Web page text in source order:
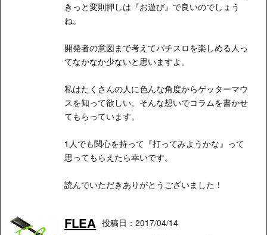
きっと変則押しは『お遊び』で良いのでしょう
ね。
開発者の意図まで考えてパチスロを楽しめる人っ
てなかなか少ないと思いますよ。
私はたくさんの人に色んな角度からゲッターマウ
スを知って欲しい。そんな想いでコラムを書かせ
てもらっています。
1人でも関心を持って『打ってみようかな』って
思ってもらえたら幸いです。
読んでいただきありがとうございました！
FLEA 投稿日：2017/04/14